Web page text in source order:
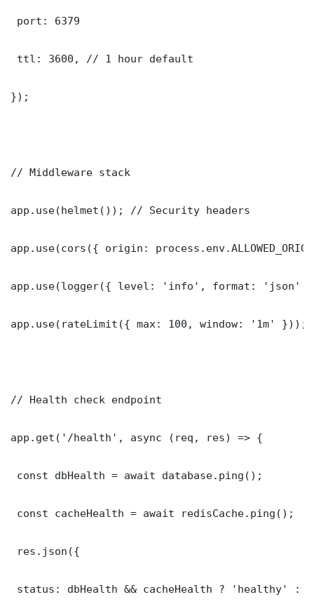
port: 6379
ttl: 3600, // 1 hour default
});
// Middleware stack
app.use(helmet()); // Security headers
app.use(cors({ origin:
app.use(logger({ level: 'info', format: 'json'
app.use(rateLimit({ max: 100, window: '1m' }));
// Health check endpoint
app.get('/health', async (req, res) => {
const dbHealth = await database.ping();
const cacheHealth = await redisCache.ping();
res.json({
status: dbHealth && cacheHealth ? 'healthy' :